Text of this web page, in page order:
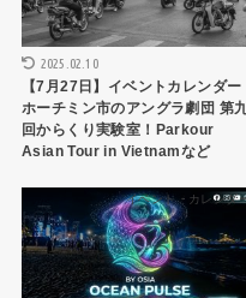
2025.02.10
【7月27日】イベントカレンダー
ホーチミン市のアングラ劇団 第
回からくり実験室！Parkour
Asian Tour in Vietnamなど
イベント・カレンダ